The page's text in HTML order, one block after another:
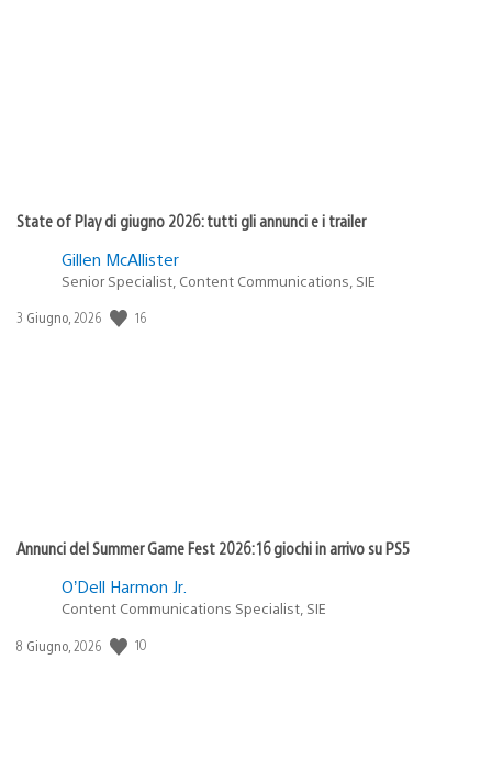
State of Play di giugno 2026: tutti gli annunci e i trailer
Gillen McAllister
Senior Specialist, Content Communications, SIE
Data
3 Giugno, 2026 16
Annunci del Summer Game Fest 2026: 16 giochi in arrivo su PS5
O’Dell Harmon Jr.
Content Communications Specialist, SIE
Data
8 Giugno, 2026 10